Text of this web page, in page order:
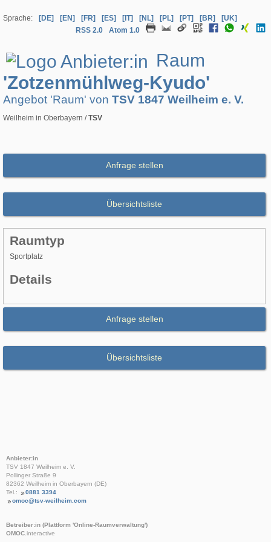
Sprache: [DE] [EN] [FR] [ES] [IT] [NL] [PL] [PT] [BR]
[UK]
RSS 2.0
Atom 1.0
Raum
'Zotzenmühlweg-Kyudo'
Angebot 'Raum' von TSV 1847 Weilheim e. V.
Weilheim in Oberbayern /TSV
Anfrage stellen
Übersichtsliste
Raumtyp
Sportplatz
Details
Anfrage stellen
Übersichtsliste
Anbieter:in
TSV 1847 Weilheim e. V.
Pollinger Straße 9
82362 Weilheim in Oberbayern (DE)
Tel.:
0881 3394
omoc@tsv-weilheim.com
Betreiber:in (Plattform 'Online-Raumverwaltung')
OMOC.interactive